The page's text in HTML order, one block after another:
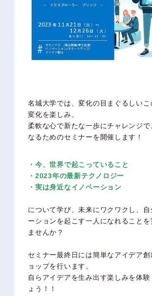
名城大学では、変化の目まぐるしいこ
変化を楽しみ、
柔軟な心で新たな一歩にチャレンジで
なるためのセミナーを開催します！
・今、世界で起こっていること
・2023年の最新テクノロジー
・実は身近なイノベーション
について学び、未来にワクワクし、自
ーションを起こす一人になれることを
ませんか？
セミナー最終日には簡単なアイデア創
ョップを行います。
自らアイデアを生み出す楽しみを体験
ょう！！